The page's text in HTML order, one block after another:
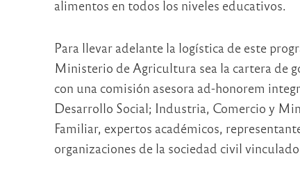
alimentos en todos los niveles educativos.
Para llevar adelante la logística de este
Ministerio de Agricultura sea la cartera de
con una comisión asesora ad-honorem
Desarrollo Social; Industria, Comercio y
Familiar, expertos académicos,
organizaciones de la sociedad civil